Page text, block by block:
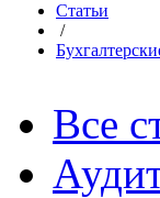
Статьи
/
Все